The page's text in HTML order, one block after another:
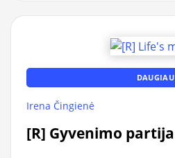
DAUGIAU
Irena Čingienė
[R] Gyvenimo partija